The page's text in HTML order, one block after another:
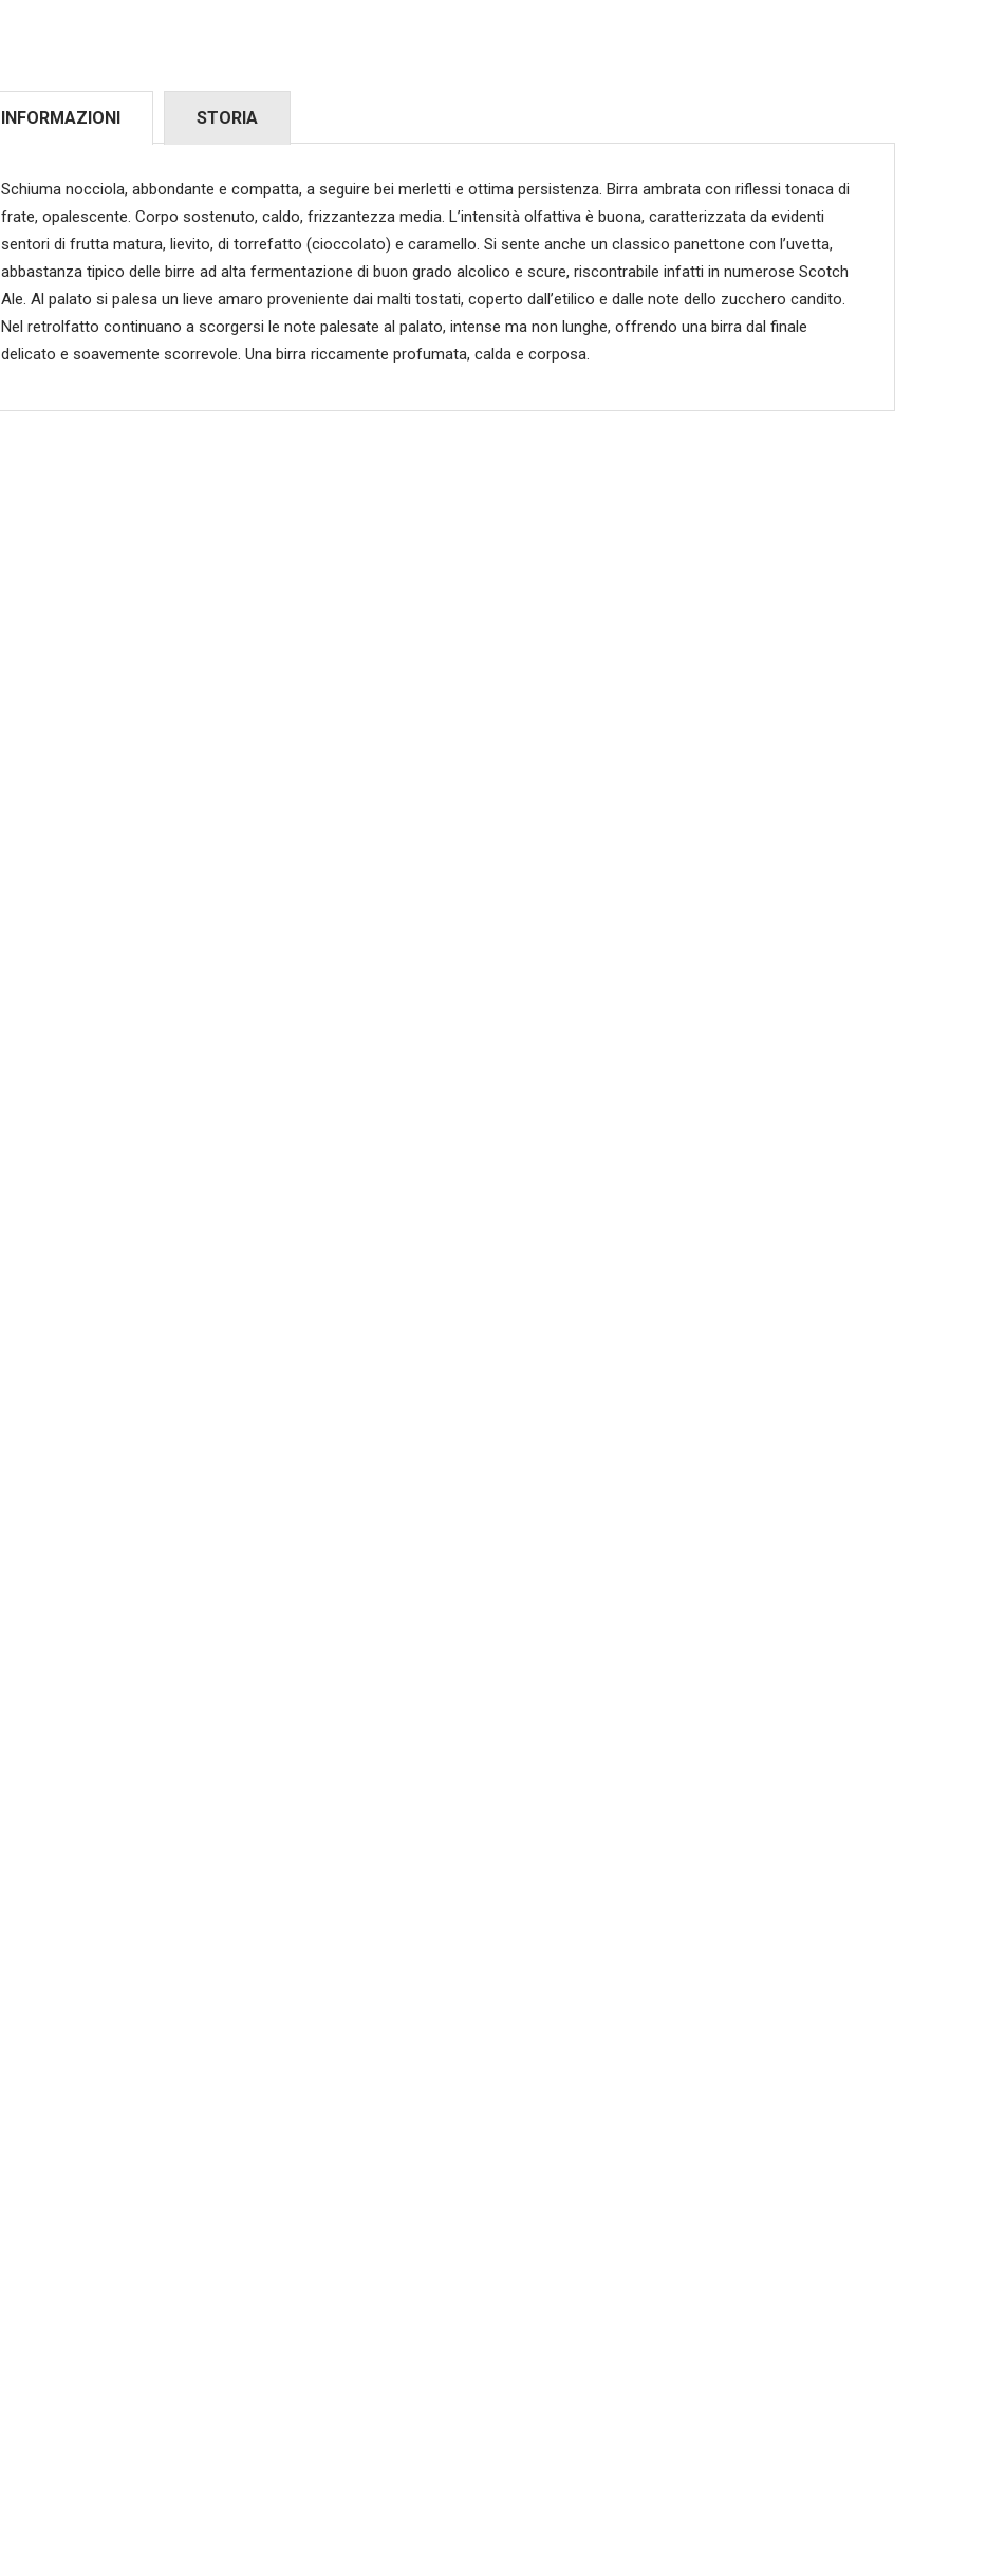
INFORMAZIONI STORIA
Schiuma nocciola, abbondante e compatta, a seguire bei merletti e ottima persistenza. Birra ambrata con riflessi tonaca di
frate, opalescente. Corpo sostenuto, caldo, frizzantezza media. L’intensità olfattiva è buona, caratterizzata da evidenti
sentori di frutta matura, lievito, di torrefatto (cioccolato) e caramello. Si sente anche un classico panettone con l’uvetta,
abbastanza tipico delle birre ad alta fermentazione di buon grado alcolico e scure, riscontrabile infatti in numerose Scotch
Ale. Al palato si palesa un lieve amaro proveniente dai malti tostati, coperto dall’etilico e dalle note dello zucchero candito.
Nel retrolfatto continuano a scorgersi le note palesate al palato, intense ma non lunghe, offrendo una birra dal finale
delicato e soavemente scorrevole. Una birra riccamente profumata, calda e corposa.